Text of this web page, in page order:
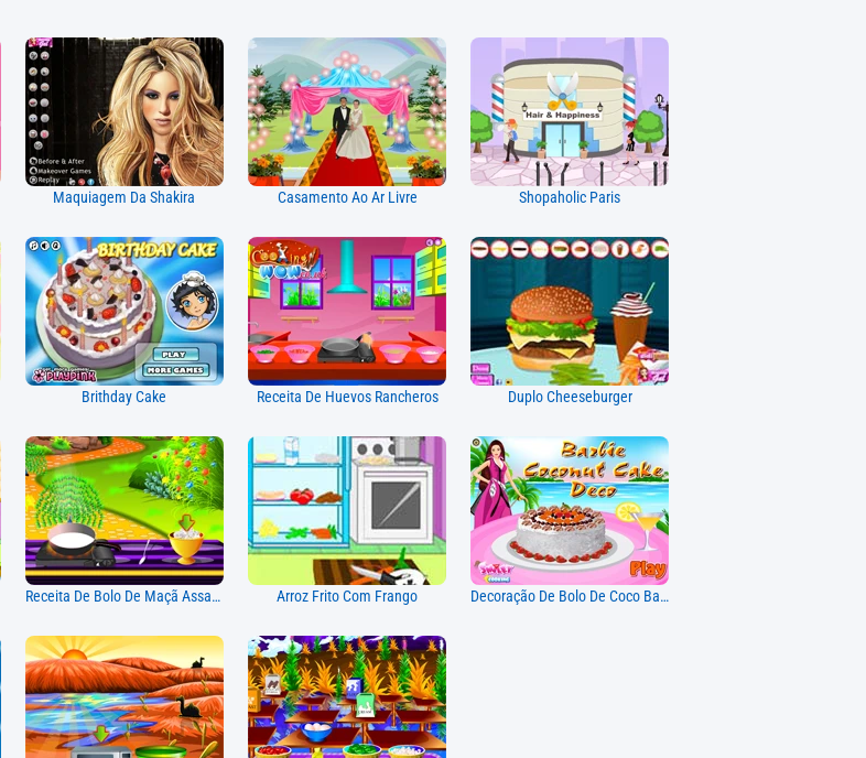
Maquiagem Da Shakira Casamento Ao Ar Livre Shopaholic Paris
Brithday Cake Receita De Huevos Rancheros Duplo Cheeseburger
Receita De Bolo De Maçã Assado Arroz Frito Com Frango Decoração De Bolo De Coco Barbie